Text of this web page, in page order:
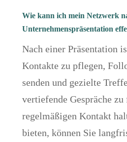
Wie kann ich mein Netzwerk
Unternehmenspräsentation
Nach einer Präsentation
Kontakte zu pflegen,
senden und gezielte
vertiefende Gespräche
regelmäßigen Kontakt
bieten, können Sie